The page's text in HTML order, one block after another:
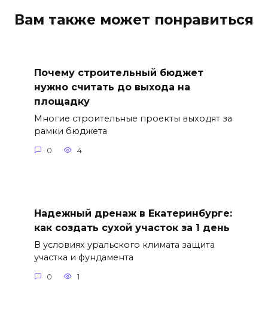
Вам также может понравиться
Почему строительный бюджет
нужно считать до выхода на
площадку
Многие строительные проекты выходят за
рамки бюджета
0 4
Надежный дренаж в Екатеринбурге:
как создать сухой участок за 1 день
В условиях уральского климата защита
участка и фундамента
0 1